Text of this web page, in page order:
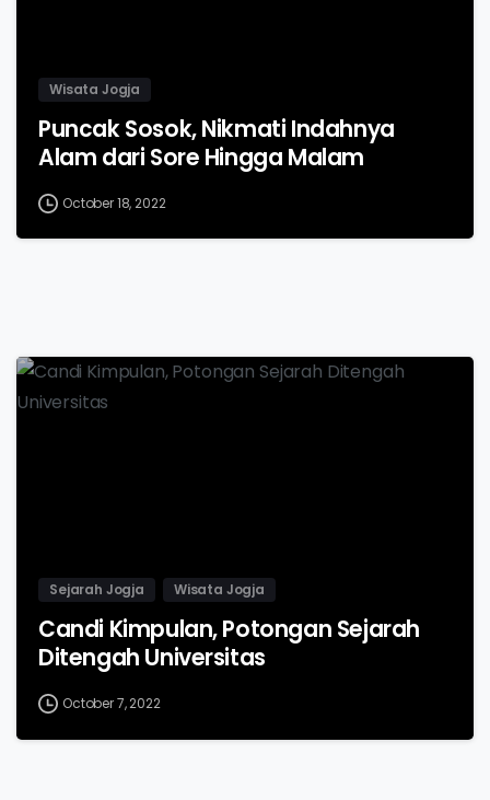
Wisata Jogja
Puncak Sosok, Nikmati Indahnya
Alam dari Sore Hingga Malam
October 18, 2022
Sejarah Jogja Wisata Jogja
Candi Kimpulan, Potongan Sejarah
Ditengah Universitas
October 7, 2022